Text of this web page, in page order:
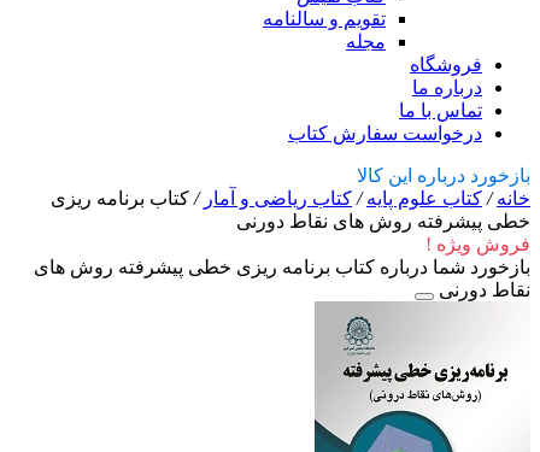
تقویم و سالنامه
مجله
فروشگاه
درباره ما
تماس با ما
درخواست سفارش کتاب
بازخورد درباره این کالا
خانه/ کتاب علوم پایه/ کتاب ریاضی و آمار / کتاب برنامه ریزی
خطی پیشرفته روش های نقاط دورنی
فروش ویژه !
بازخورد شما درباره کتاب برنامه ریزی خطی پیشرفته روش های
نقاط دورنی